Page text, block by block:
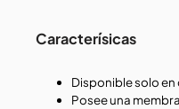
Caracterísicas
Disponible solo
Posee una